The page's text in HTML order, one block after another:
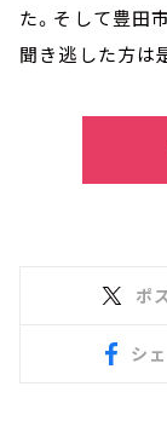
た。そして豊田
聞き逃した方は
ポ
シ